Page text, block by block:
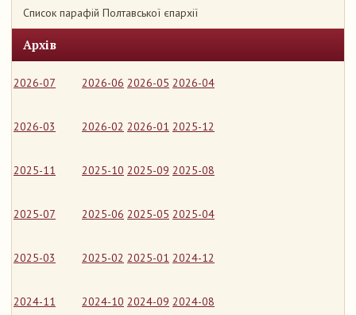
Список парафій Полтавської єпархії
Архів
2026-07 2026-06 2026-05 2026-04
2026-03 2026-02 2026-01 2025-12
2025-11 2025-10 2025-09 2025-08
2025-07 2025-06 2025-05 2025-04
2025-03 2025-02 2025-01 2024-12
2024-11 2024-10 2024-09 2024-08